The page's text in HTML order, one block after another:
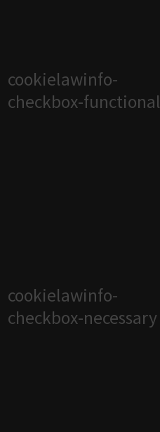
cookielawinfo-
checkbox-functional
cookielawinfo-
checkbox-necessary